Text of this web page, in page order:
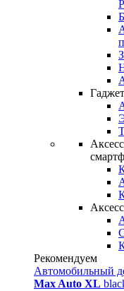
Рекомендуем
Автомобильный
Max Auto XL